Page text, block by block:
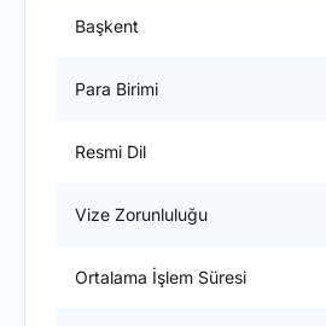
Başkent
Para Birimi
Resmi Dil
Vize Zorunluluğu
Ortalama İşlem Süresi